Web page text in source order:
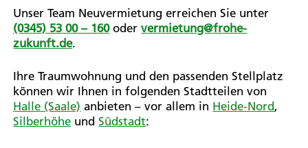
Unser Team Neuvermietung erreichen Sie unter
(0345) 53 00 – 160odervermietung@frohe-
zukunft.de.
Ihre Traumwohnung und den passenden Stellplatz
können wir Ihnen in folgenden Stadtteilen von
Halle (Saale) anbieten – vor allem in Heide-Nord,
Silberhöhe undSüdstadt: